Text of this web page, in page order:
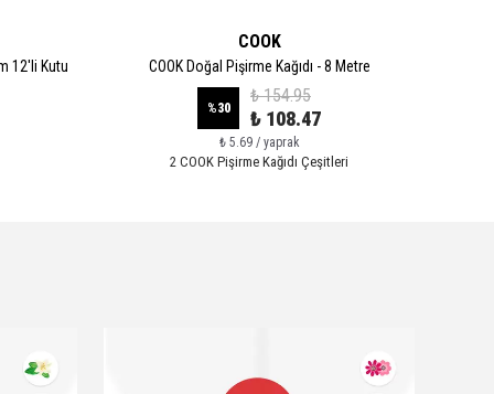
12'li Kutu
COOK
COOK Doğal Pişirme Kağıdı - 8 Metre
%30
₺ 154.95
₺ 108.47
₺ 5.69 / yaprak
2 COOK Pişirme Kağıdı Çeşitleri